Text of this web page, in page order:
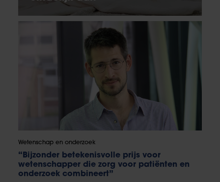
Wetenschap en onderzoek
“Bijzonder betekenisvolle prijs voor
wetenschapper die zorg voor patiënten en
onderzoek combineert”